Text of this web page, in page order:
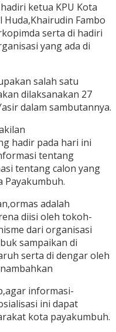
ketua KPU Kota
Huda,Khairudin Fambo
serta di hadiri
yang ada di
salah satu
dilaksanakan 27
dalam sambutannya.
hadir pada hari ini
tentang
tentang calon yang
Payakumbuh.
adalah
diisi oleh tokoh-
dari organisasi
sampaikan di
serta di dengar oleh
informasi-
ini dapat
kota payakumbuh.